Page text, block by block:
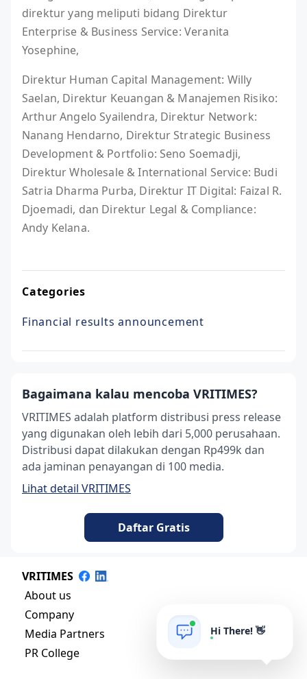
direktur yang meliputi bidang Direktur
Enterprise & Business Service: Veranita
Yosephine,
Direktur Human Capital Management: Willy
Saelan, Direktur Keuangan & Manajemen Risiko:
Arthur Angelo Syailendra, Direktur Network:
Nanang Hendarno, Direktur Strategic Business
Development & Portfolio: Seno Soemadji,
Direktur Wholesale & International Service: Budi
Satria Dharma Purba, Direktur IT Digital: Faizal R.
Djoemadi, dan Direktur Legal & Compliance:
Andy Kelana.
Categories
Financial results announcement
Bagaimana kalau mencoba VRITIMES?
VRITIMES adalah platform distribusi press release
yang digunakan oleh lebih dari 5,000 perusahaan.
Distribusi dapat dilakukan dengan Rp499k dan
ada jaminan penayangan di 100 media.
Lihat detail VRITIMES
Daftar Gratis
VRITIMES
About us
Company
Media Partners
PR College
Hi There! 👋